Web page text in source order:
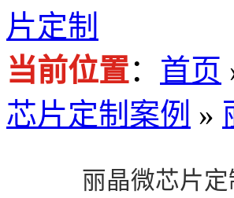
片定制
当前位置： 首页
芯片定制案例 »
丽晶微芯片